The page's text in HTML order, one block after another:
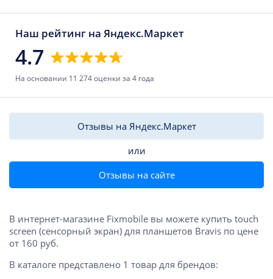
Наш рейтинг на Яндекс.Маркет
4.7
На основании 11 274 оценки за 4 года
Отзывы на Яндекс.Маркет
или
Отзывы на сайте
В интернет-магазине Fixmobile вы можете купить touch
screen (сенсорный экран) для планшетов Bravis по цене
от 160 руб.
В каталоге представлено 1 товар для брендов: